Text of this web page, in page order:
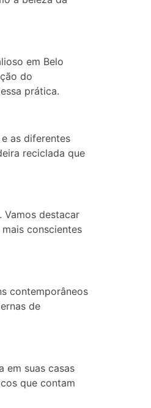
em Belo
do
prática.
as diferentes
reciclada que
Vamos destacar
conscientes
contemporâneos
de
em suas casas
que contam